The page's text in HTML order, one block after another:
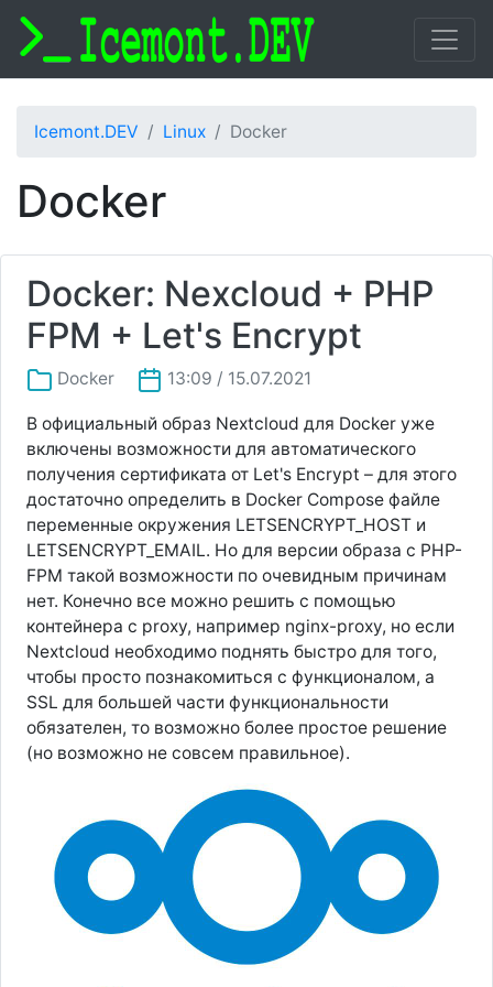
Icemont.DEV Linux Docker
Docker
Docker: Nexcloud + PHP
FPM + Let's Encrypt
Docker 13:09 / 15.07.2021
В официальный образ Nextcloud для Docker уже
включены возможности для автоматического
получения сертификата от Let's Encrypt – для этого
достаточно определить в Docker Compose файле
переменные окружения LETSENCRYPT_HOST и
LETSENCRYPT_EMAIL. Но для версии образа с PHP-
FPM такой возможности по очевидным причинам
нет. Конечно все можно решить с помощью
контейнера с proxy, например nginx-proxy, но если
Nextcloud необходимо поднять быстро для того,
чтобы просто познакомиться с функционалом, а
SSL для большей части функциональности
обязателен, то возможно более простое решение
(но возможно не совсем правильное).